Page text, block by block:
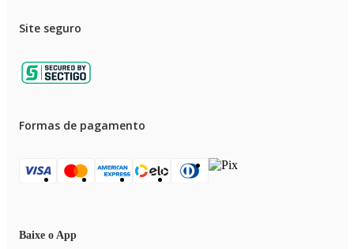
Site seguro
Formas de pagamento
Baixe o App